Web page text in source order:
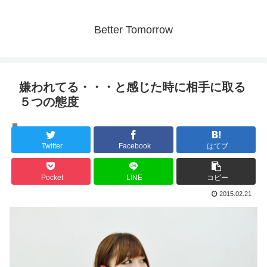
Better Tomorrow
嫌われてる・・・と感じた時に相手に取る
５つの態度
Twitter Facebook はてブ
Pocket LINE コピー
2015.02.21